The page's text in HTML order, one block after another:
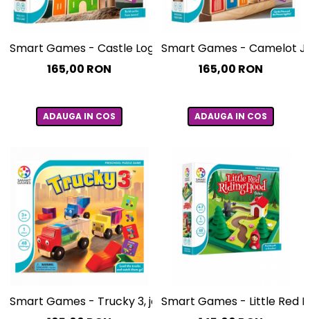
Smart Games - Castle Logix, joc de logica cu 48 de
165,00 RON
ADAUGA IN COS
Smart Games - Camelot
165,00 RON
ADAUGA IN COS
Smart Games - Trucky 3, joc de logica cu 48 de
Smart Games - Little Red